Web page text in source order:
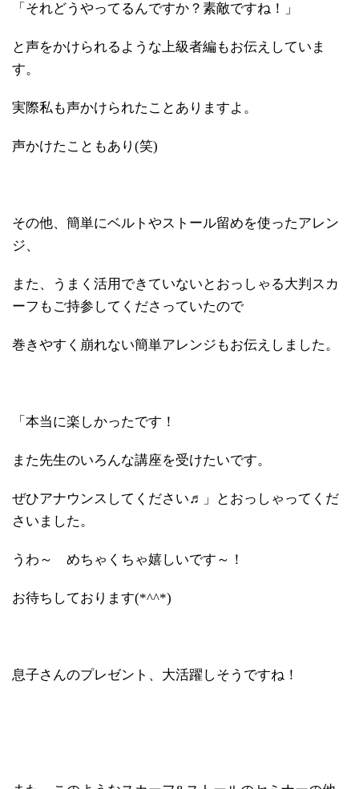
「それどうやってるんですか？素敵ですね！」
と声をかけられるような上級者編もお伝えしていま
す。
実際私も声かけられたことありますよ。
声かけたこともあり(笑)
その他、簡単にベルトやストール留めを使ったアレン
ジ、
また、うまく活用できていないとおっしゃる大判スカ
ーフもご持参してくださっていたので
巻きやすく崩れない簡単アレンジもお伝えしました。
「本当に楽しかったです！
また先生のいろんな講座を受けたいです。
ぜひアナウンスしてください♬」とおっしゃってくだ
さいました。
うわ～ めちゃくちゃ嬉しいです～！
お待ちしております(*^^*)
息子さんのプレゼント、大活躍しそうですね！